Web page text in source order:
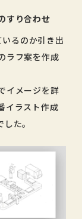
すり合わせ
るのか引き出
ラフ案を作成
イメージを詳
イラスト作成
た。